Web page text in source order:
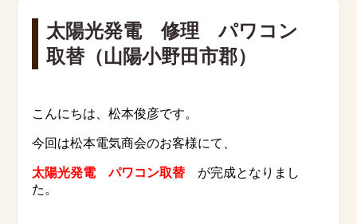
太陽光発電 修理 パワコン
取替（山陽小野田市郡）
こんにちは、松本俊彦です。
今回は松本電気商会のお客様にて、
太陽光発電 パワコン取替 が完成となりまし
た。